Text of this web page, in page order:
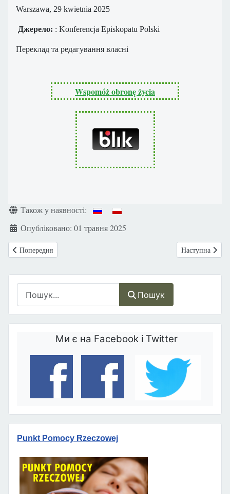
Пошук
Ми є на Facebook і Twitter
Punkt Pomocy Rzeczowej
Warszawa, 29 kwietnia 2025
Джерело: : Konferencja Episkopatu Polski
Переклад та редагування власні
Wspomóż obronę życia
ДеталіТакож у наявності:
Опубліковано: 01 травня 2025
Попередня стаття: Польща: Розпочався ІІ Міжнародний Конгрес
Попередня Наступна
Наступна